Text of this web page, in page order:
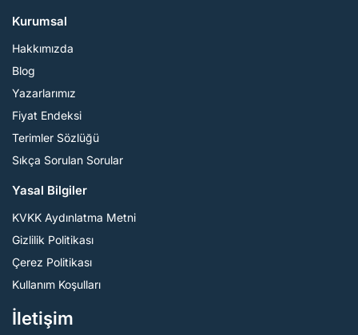
Kurumsal
Hakkımızda
Blog
Yazarlarımız
Fiyat Endeksi
Terimler Sözlüğü
Sıkça Sorulan Sorular
Yasal Bilgiler
KVKK Aydınlatma Metni
Gizlilik Politikası
Çerez Politikası
Kullanım Koşulları
İletişim